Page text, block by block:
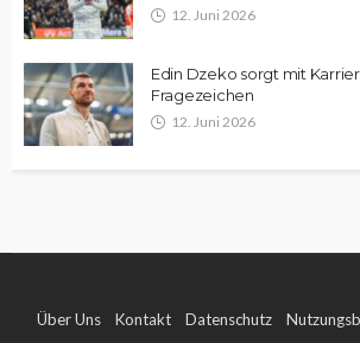
12. Juni 2026
Edin Dzeko sorgt mit
Fragezeichen
12. Juni 2026
Über Uns Kontakt Datenschutz